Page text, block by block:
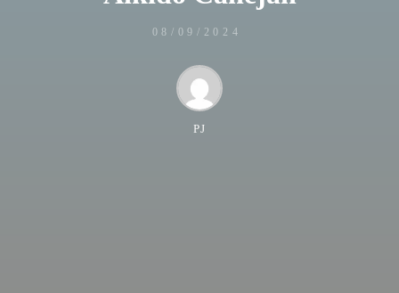
08/09/2024
PJ